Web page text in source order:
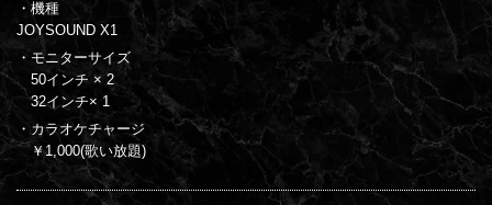
・機種
JOYSOUND X1
・モニターサイズ
50インチ × 2
32インチ× 1
・カラオケチャージ
￥1,000(歌い放題)